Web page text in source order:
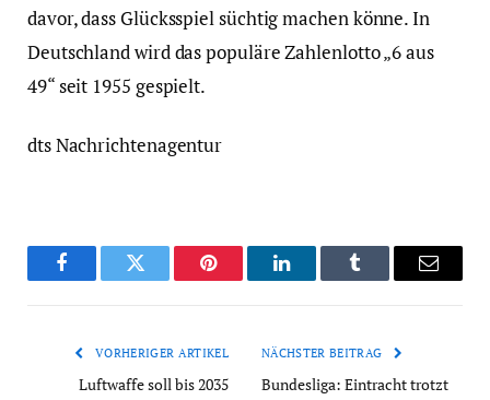
davor, dass Glücksspiel süchtig machen könne. In
Deutschland wird das populäre Zahlenlotto „6 aus
49“ seit 1955 gespielt.
dts Nachrichtenagentur
FacebookTwitter Pinterest LinkedInTumblr Email
VORHERIGER ARTIKEL
Luftwaffe soll bis 2035
NÄCHSTER BEITRAG
Bundesliga: Eintracht trotzt